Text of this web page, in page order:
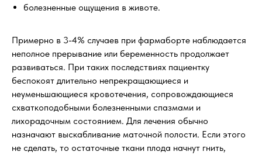
болезненные ощущения в животе.
Примерно в 3-4% случаев при фармаборте наблюдается
неполное прерывание или беременность продолжает
развиваться. При таких последствиях пациентку
беспокоят длительно непрекращающиеся и
неуменьшающиеся кровотечения, сопровождающиеся
схваткоподобными болезненными спазмами и
лихорадочным состоянием. Для лечения обычно
назначают выскабливание маточной полости. Если этого
не сделать, то остаточные ткани плода начнут гнить,